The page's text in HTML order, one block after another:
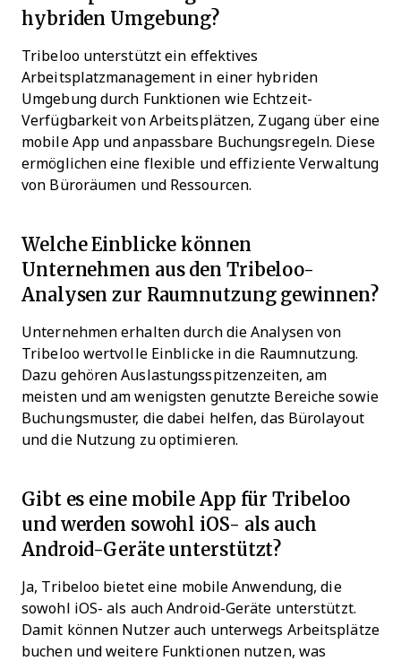
hybriden Umgebung?
Tribeloo unterstützt ein effektives
Arbeitsplatzmanagement in einer hybriden
Umgebung durch Funktionen wie Echtzeit-
Verfügbarkeit von Arbeitsplätzen, Zugang über eine
mobile App und anpassbare Buchungsregeln. Diese
ermöglichen eine flexible und effiziente Verwaltung
von Büroräumen und Ressourcen.
Welche Einblicke können
Unternehmen aus den Tribeloo-
Analysen zur Raumnutzung gewinnen?
Unternehmen erhalten durch die Analysen von
Tribeloo wertvolle Einblicke in die Raumnutzung.
Dazu gehören Auslastungsspitzenzeiten, am
meisten und am wenigsten genutzte Bereiche sowie
Buchungsmuster, die dabei helfen, das Bürolayout
und die Nutzung zu optimieren.
Gibt es eine mobile App für Tribeloo
und werden sowohl iOS- als auch
Android-Geräte unterstützt?
Ja, Tribeloo bietet eine mobile Anwendung, die
sowohl iOS- als auch Android-Geräte unterstützt.
Damit können Nutzer auch unterwegs Arbeitsplätze
buchen und weitere Funktionen nutzen, was